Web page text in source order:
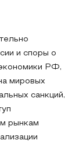
и споры о
РФ,
мировых
санкций,
рынкам